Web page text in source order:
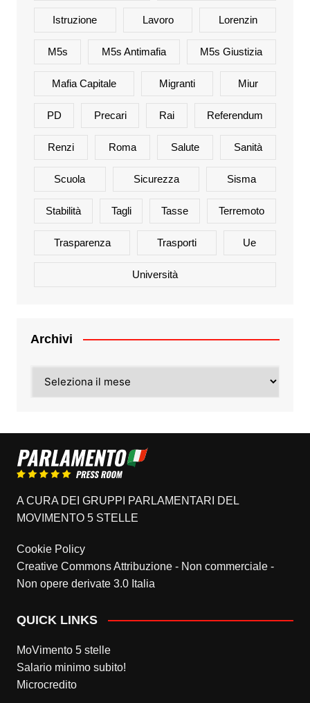
Istruzione Lavoro Lorenzin
M5s M5s Antimafia M5s Giustizia
Mafia Capitale Migranti Miur
PD Precari Rai Referendum
Renzi Roma Salute Sanità
Scuola Sicurezza Sisma
Stabilità Tagli Tasse Terremoto
Trasparenza Trasporti Ue
Università
Archivi
A CURA DEI GRUPPI PARLAMENTARI DEL
MOVIMENTO 5 STELLE
Cookie Policy
Creative Commons Attribuzione - Non commerciale -
Non opere derivate 3.0 Italia
QUICK LINKS
MoVimento 5 stelle
Salario minimo subito!
Microcredito